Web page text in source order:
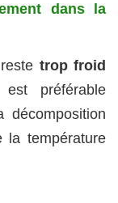
dans la
trop froid
préférable
décomposition
la température